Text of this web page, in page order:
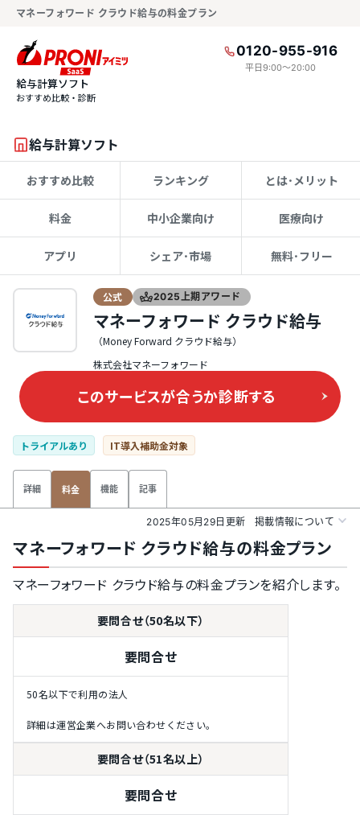
マネーフォワード クラウド給与の料金プラン
0120-955-916
平日9:00〜20:00
給与計算ソフト
おすすめ比較・診断
給与計算ソフト
おすすめ比較 ランキング とは･メリット
料金 中小企業向け 医療向け
アプリ シェア･市場 無料･フリー
公式 2025上期アワード
マネーフォワード クラウド給与
（Money Forward クラウド給与）
株式会社マネーフォワード
このサービスが合うか診断する
トライアルあり IT導入補助金対象
詳細 料金 機能 記事
2025年05月29日更新 掲載情報について
マネーフォワード クラウド給与の料金プラン
マネーフォワード クラウド給与の料金プランを紹介します。
要問合せ（50名以下）
要問合せ
50名以下で利用の法人
詳細は運営企業へお問い合わせください。
要問合せ（51名以上）
要問合せ